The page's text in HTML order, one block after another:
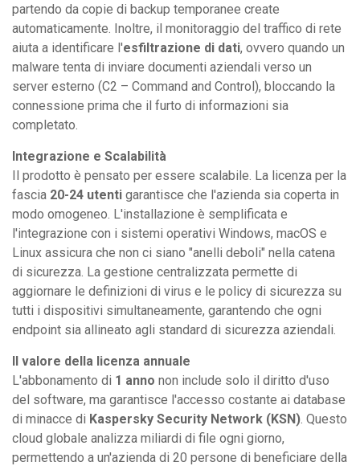
partendo da copie di backup temporanee create
automaticamente. Inoltre, il monitoraggio del traffico di rete
aiuta a identificare l'esfiltrazione di dati, ovvero quando un
malware tenta di inviare documenti aziendali verso un
server esterno (C2 – Command and Control), bloccando la
connessione prima che il furto di informazioni sia
completato.
Integrazione e Scalabilità
Il prodotto è pensato per essere scalabile. La licenza per la
fascia 20-24 utenti garantisce che l'azienda sia coperta in
modo omogeneo. L'installazione è semplificata e
l'integrazione con i sistemi operativi Windows, macOS e
Linux assicura che non ci siano "anelli deboli" nella catena
di sicurezza. La gestione centralizzata permette di
aggiornare le definizioni di virus e le policy di sicurezza su
tutti i dispositivi simultaneamente, garantendo che ogni
endpoint sia allineato agli standard di sicurezza aziendali.
Il valore della licenza annuale
L'abbonamento di 1 anno non include solo il diritto d'uso
del software, ma garantisce l'accesso costante ai database
di minacce di Kaspersky Security Network (KSN). Questo
cloud globale analizza miliardi di file ogni giorno,
permettendo a un'azienda di 20 persone di beneficiare della